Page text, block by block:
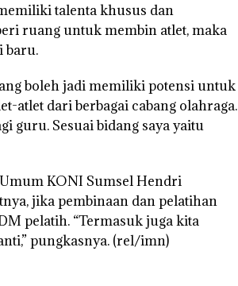
talenta khusus dan
ruang untuk membin atlet, maka
baru.
boleh jadi memiliki potensi untuk
atlet dari berbagai cabang olahraga.
guru. Sesuai bidang saya yaitu
KONI Sumsel Hendri
jika pembinaan dan pelatihan
pelatih. “Termasuk juga kita
pungkasnya. (rel/imn)